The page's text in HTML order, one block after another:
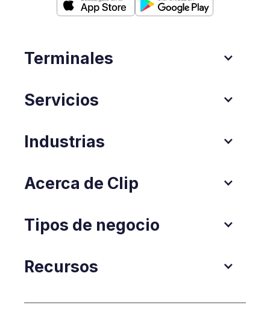
Terminales
Servicios
Industrias
Acerca de Clip
Tipos de negocio
Recursos